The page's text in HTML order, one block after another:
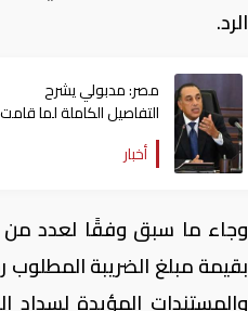
الرد.
مصر: مدبولي يشرح
التفاصيل الكاملة لما قامت
به الدولة لمواجهة حادث
دمياط
أخبار
وجاء ما سبق وفقًا لعدد من
بقيمة مبلغ الضريبة المطلوب
والمستندات المؤيدة لسداد